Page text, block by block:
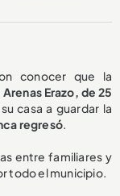
conocer que la
Erazo, de 25
casa a guardar la
regresó.
entre familiares y
todo el municipio.